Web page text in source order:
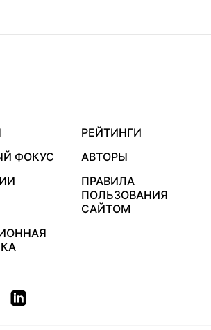
РЕЙТИНГИ
ФОКУС
АВТОРЫ
ПРАВИЛА
ПОЛЬЗОВАНИЯ
САЙТОМ